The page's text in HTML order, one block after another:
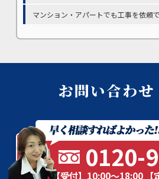
マンション・アパートでも工事を依頼
0120-
【受付】10:00～18:00 【